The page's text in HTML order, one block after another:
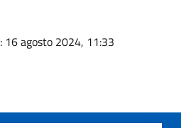
: 16 agosto 2024, 11:33